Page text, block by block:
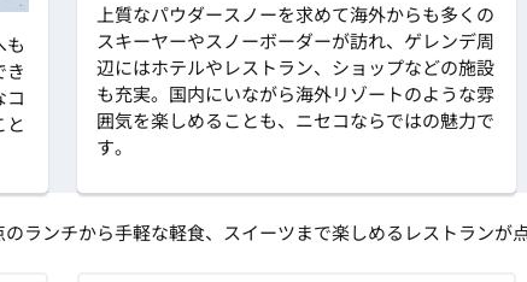
も
き
コ
と
上質なパウダースノーを求めて海外からも多くの
スキーヤーやスノーボーダーが訪れ、ゲレンデ周
辺にはホテルやレストラン、ショップなどの施設
も充実。国内にいながら海外リゾートのような雰
囲気を楽しめることも、ニセコならではの魅力で
す。
ランチから手軽な軽食、スイーツまで楽しめるレストランが